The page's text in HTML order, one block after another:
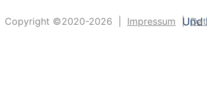
Und
Copyright ©2020-2026 | Impressum |